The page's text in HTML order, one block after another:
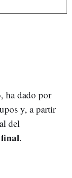
, ha dado por
y, a partir
del
final.